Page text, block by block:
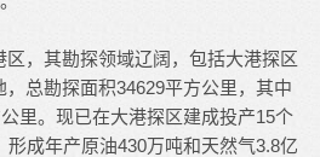
，其勘探领域辽阔，包括大港探区
总勘探面积34629平方公里，其中
里。现已在大港探区建成投产15个
形成年产原油430万吨和天然气3.8亿